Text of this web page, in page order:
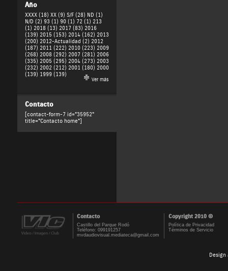
Año
XXXX (18) XX (9) S/F (28) ND (1)
N/D (2) 93 (1) 90 (1) 72 (1) 213
(1) 2018 (13) 2017 (83) 2016
(139) 2015 (153) 2014 (162) 2013
(200) 2012-Actualidad (2) 2012
(187) 2011 (222) 2010 (223) 2009
(268) 2008 (292) 2007 (281) 2006
(335) 2005 (295) 2004 (273) 2003
(232) 2002 (212) 2001 (180) 2000
(139) 1999 (139)
Ver más
Contacto
[contact-form-7 id="35952"
title="Contacto home"]
Contacto Copyright 2010 ©
Castillo del Parque Rodó
Teléfono: 099191257
mvdaudiovisual.mediateca@gmail.com
Política de Privacidad
Términos de Servicio